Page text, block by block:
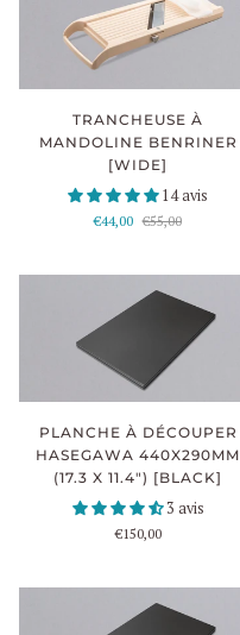
TRANCHEUSE À
MANDOLINE BENRINER
[WIDE]
14 avis
€44,00 €55,00
PLANCHE À DÉCOUPER
HASEGAWA 440X290MM
(17.3 X 11.4") [BLACK]
3 avis
€150,00